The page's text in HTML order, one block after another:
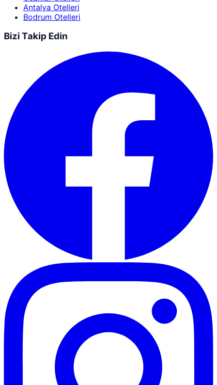
Antalya Otelleri
Bodrum Otelleri
Bizi Takip Edin